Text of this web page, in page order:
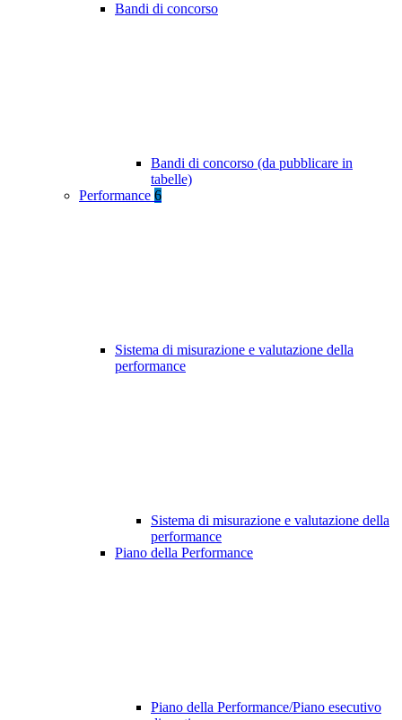
Bandi di concorso
Bandi di concorso (da pubblicare in
tabelle)
Performance 6
Sistema di misurazione e valutazione della
performance
Sistema di misurazione e valutazione della
performance
Piano della Performance
Piano della Performance/Piano esecutivo